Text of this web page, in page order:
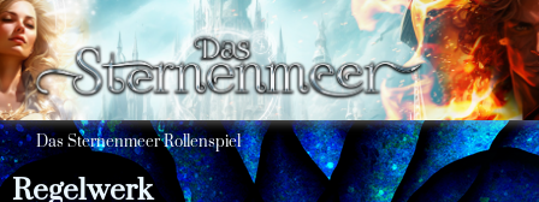
Das Sternenmeer Rollenspiel
Regelwerk